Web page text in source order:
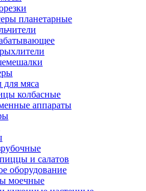
планетарные
мяса
колбасные
аппараты
и салатов
оборудование
моечные